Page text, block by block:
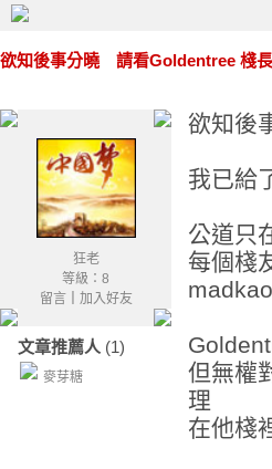
欲知後事分曉 請看Goldentree 棧
狂老
等級：8
留言｜ 加入好友
文章推薦人 (1)
麥芽糖
欲知後
我已給
公道只
每個棧
但無權
理
在他棧